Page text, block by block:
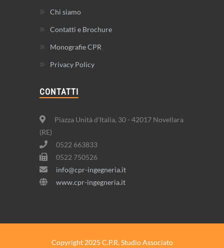
Chi siamo
Contatti e Brochure
Monografie CPR
Privacy Policy
CONTATTI
Piazza Unità d'Italia, 30 - 42017 Novellara
(RE)
0522 663833
0522 750526
info@cpr-ingegneria.it
www.cpr-ingegneria.it
Copyright 2025 C.P.R. Studio Associato